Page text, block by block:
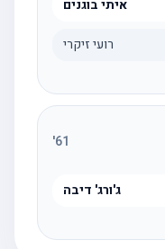
איתי בוגנים
רועי זיקרי
61
'
ג'ורג' דיבה